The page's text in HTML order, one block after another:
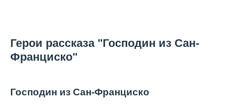
Герои рассказа "Господин из Сан-
Франциско"
Господин из Сан-Франциско